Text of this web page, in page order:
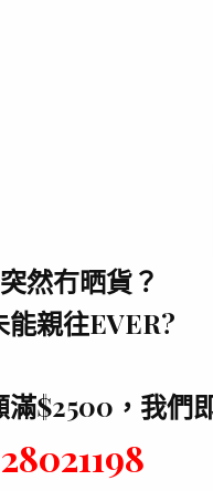
然冇晒貨？
能親往EVER?
$2500，我們